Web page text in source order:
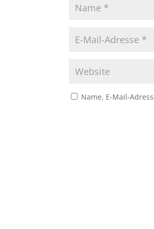
Name, E-Mail-